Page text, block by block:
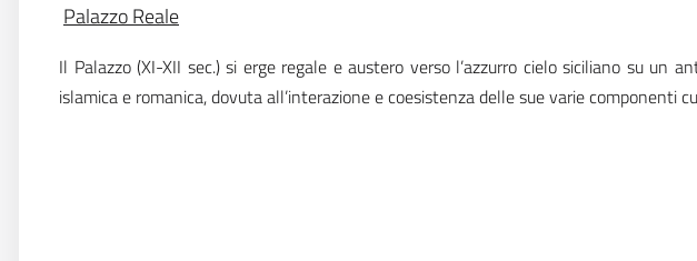
Palazzo Reale
Il Palazzo (XI-XII sec.) si erge regale e austero verso l’azzurro cielo siciliano su
islamica e romanica, dovuta all’interazione e coesistenza delle sue varie componenti